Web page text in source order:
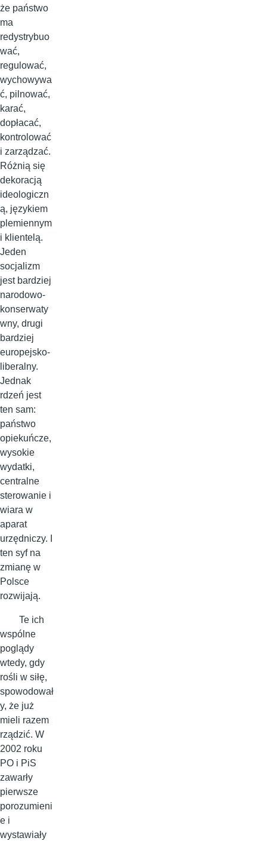
że państwo
ma
redystrybuo
wać,
regulować,
wychowywa
ć, pilnować,
karać,
dopłacać,
kontrolować
i zarządzać.
Różnią się
dekoracją
ideologiczn
ą, językiem
plemiennym
i klientelą.
Jeden
socjalizm
jest bardziej
narodowo-
konserwaty
wny, drugi
bardziej
europejsko-
liberalny.
Jednak
rdzeń jest
ten sam:
państwo
opiekuńcze,
wysokie
wydatki,
centralne
sterowanie i
wiara w
aparat
urzędniczy. I
ten syf na
zmianę w
Polsce
rozwijają.
Te ich
wspólne
poglądy
wtedy, gdy
rośli w siłę,
spowodował
y, że już
mieli razem
rządzić. W
2002 roku
PO i PiS
zawarły
pierwsze
porozumieni
e i
wystawiały